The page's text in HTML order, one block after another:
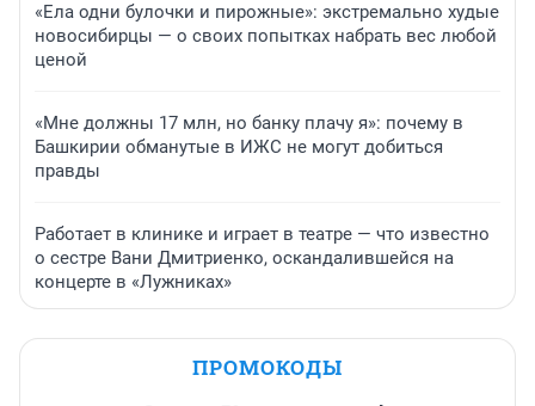
«Ела одни булочки и пирожные»: экстремально худые
новосибирцы — о своих попытках набрать вес любой
ценой
«Мне должны 17 млн, но банку плачу я»: почему в
Башкирии обманутые в ИЖС не могут добиться
правды
Работает в клинике и играет в театре — что известно
о сестре Вани Дмитриенко, оскандалившейся на
концерте в «Лужниках»
ПРОМОКОДЫ